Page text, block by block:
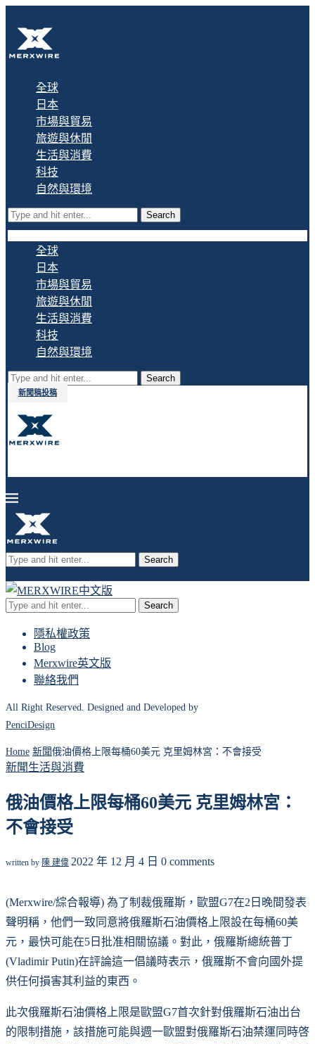
全球
日本
市場與貿易
旅遊與休閒
生活與消費
科技
自然與環境
Search
全球
日本
市場與貿易
旅遊與休閒
生活與消費
科技
自然與環境
Search
新聞稿投稿
Search
Search
隱私權政策
Blog
Merxwire英文版
聯絡我們
All Right Reserved. Designed and Developed by
PenciDesign
Home 新聞俄油價格上限每桶60美元 克里姆林宮：不會接受
新聞生活與消費
俄油價格上限每桶60美元 克里姆林宮：
不會接受
written by 陳 建偉 2022 年 12 月 4 日 0 comments
(Merxwire/綜合報導) 為了制裁俄羅斯，歐盟G7在2日晚間發表
聲明稱，他們一致同意將俄羅斯石油價格上限設在每桶60美
元，最快可能在5日批准相關協議。對此，俄羅斯總統普丁
(Vladimir Putin)在評論這一倡議時表示，俄羅斯不會向國外提
供任何損害其利益的東西。
此次俄羅斯石油價格上限是歐盟G7首次針對俄羅斯石油出台
的限制措施，該措施可能與週一歐盟對俄羅斯石油禁運同時啓